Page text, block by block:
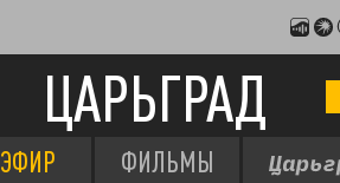
ЦАРЬГРАД
ЭФИР ФИЛЬМЫ